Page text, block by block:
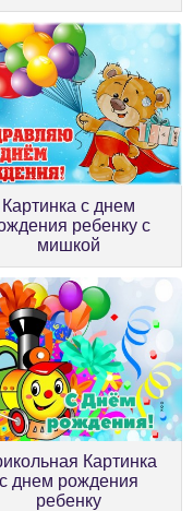
Картинка с днем
ребенку с
мишкой
Картинка
с днем рождения
ребенку